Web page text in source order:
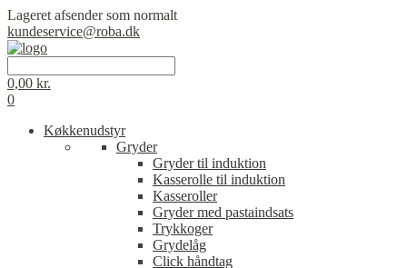
Lageret afsender som normalt
kundeservice@roba.dk
0,00 kr.
0
Køkkenudstyr
Gryder
Gryder til induktion
Kasserolle til induktion
Kasseroller
Gryder med pastaindsats
Trykkoger
Grydelåg
Click håndtag